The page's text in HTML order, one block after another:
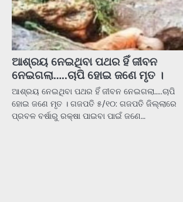
ଆଶ୍ରୟ ନେଇଥିବା ପଥର ହିଁ ଜୀବନ
ନେଇଗଲା…..ଚାପି ହୋଇ ଜଣେ ମୃତ ।
ଆଶ୍ରୟ ନେଇଥିବା ପଥର ହିଁ ଜୀବନ ନେଇଗଲା…..ଚାପି
ହୋଇ ଜଣେ ମୃତ । ଗଜପତି ୫/୧୦: ଗଜପତି ଜିଲ୍ଲାରେ
ପ୍ରବଳ ବର୍ଷାରୁ ରକ୍ଷା ପାଇବା ପାଇଁ ଜଣେ…